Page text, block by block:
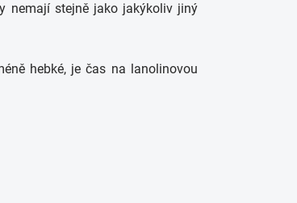
nemají stejně jako jakýkoliv jiný
hebké, je čas na lanolinovou